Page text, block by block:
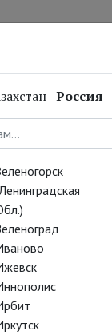
Россия